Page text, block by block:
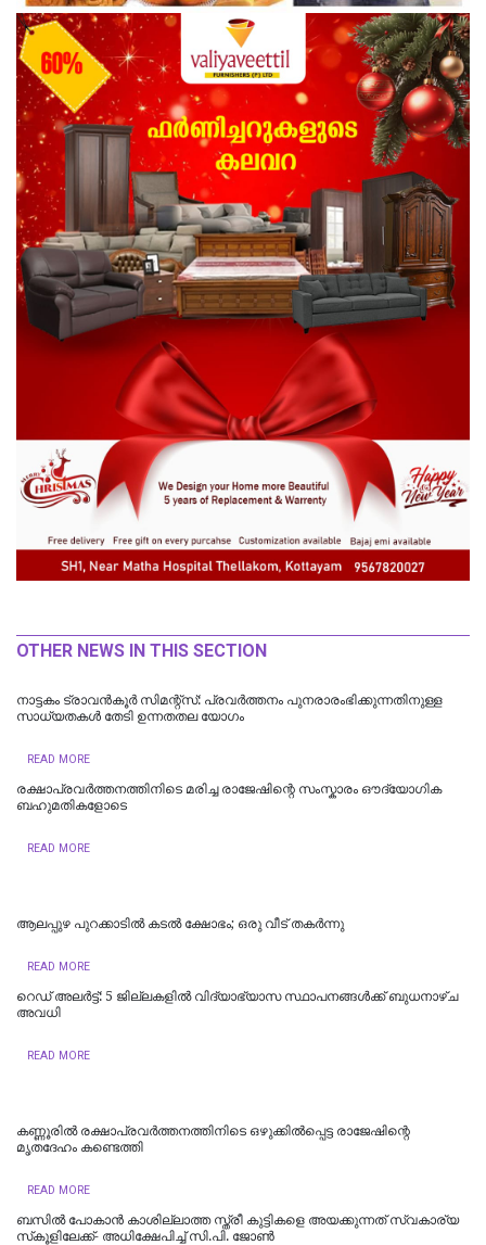
OTHER NEWS IN THIS SECTION
നാട്ടകം ട്രാവൻകൂർ സിമന്റ്സ്: പ്രവർത്തനം പുനരാരംഭിക്കുന്നതിനുള്ള
സാധ്യതകൾ തേടി ഉന്നതതല യോഗം
READ MORE
രക്ഷാപ്രവർത്തനത്തിനിടെ മരിച്ച രാജേഷിന്റെ സംസ്കാരം ഔദ്യോ​ഗിക
ബഹുമതികളോടെ
READ MORE
ആലപ്പുഴ പുറക്കാടിൽ കടൽ ക്ഷോഭം; ഒരു വീട് തകർന്നു
READ MORE
റെഡ് അലർട്ട്: 5 ജില്ലകളിൽ വിദ്യാഭ്യാസ സ്ഥാപനങ്ങൾക്ക് ബുധനാഴ്ച
അവധി
READ MORE
കണ്ണൂരിൽ രക്ഷാപ്രവർത്തനത്തിനിടെ ഒഴുക്കിൽപ്പെട്ട രാജേഷിന്റെ
മൃതദേഹം കണ്ടെത്തി
READ MORE
ബസിൽ പോകാൻ കാശില്ലാത്ത സ്ത്രീ കുട്ടികളെ അയക്കുന്നത് സ്വകാര്യ
സ്‌കൂളിലേക്ക്- അധിക്ഷേപിച്ച് സി.പി. ജോൺ